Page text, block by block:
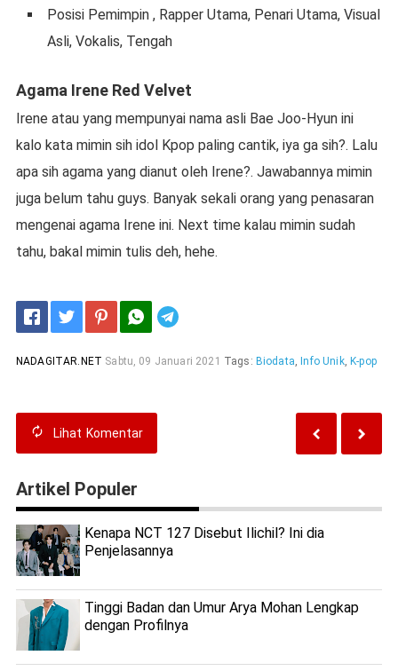
Posisi Pemimpin , Rapper Utama, Penari Utama, Visual
Asli, Vokalis, Tengah
Agama Irene Red Velvet
Irene atau yang mempunyai nama asli Bae Joo-Hyun ini
kalo kata mimin sih idol Kpop paling cantik, iya ga sih?. Lalu
apa sih agama yang dianut oleh Irene?. Jawabannya mimin
juga belum tahu guys. Banyak sekali orang yang penasaran
mengenai agama Irene ini. Next time kalau mimin sudah
tahu, bakal mimin tulis deh, hehe.
NADAGITAR.NET Sabtu, 09 Januari 2021 Tags: Biodata, Info Unik, K-pop
Lihat Komentar
Artikel Populer
Kenapa NCT 127 Disebut Ilichil? Ini dia
Penjelasannya
Tinggi Badan dan Umur Arya Mohan Lengkap
dengan Profilnya